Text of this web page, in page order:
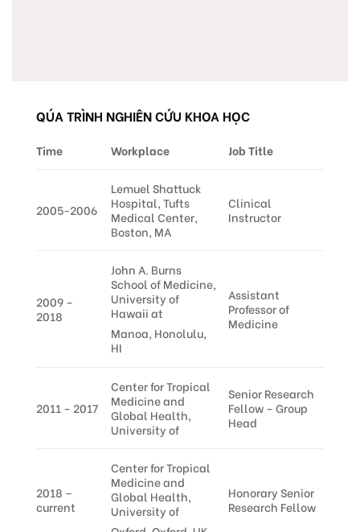
QÚA TRÌNH NGHIÊN CỨU KHOA HỌC
Time Workplace Job Title
2005-2006
Lemuel Shattuck
Hospital, Tufts
Medical Center,
Boston, MA
Clinical
Instructor
2009 –
2018
John A. Burns
School of Medicine,
University of
Hawaii at
Manoa, Honolulu,
HI
Assistant
Professor of
Medicine
2011 – 2017
Center for Tropical
Medicine and
Global Health,
University of
Senior Research
Fellow – Group
Head
2018 –
current
Center for Tropical
Medicine and
Global Health,
University of
Honorary Senior
Research Fellow